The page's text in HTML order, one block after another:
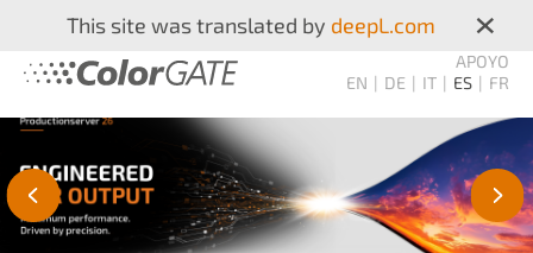
This site was translated by deepL.com ×
APOYO
EN
DE IT ES FR